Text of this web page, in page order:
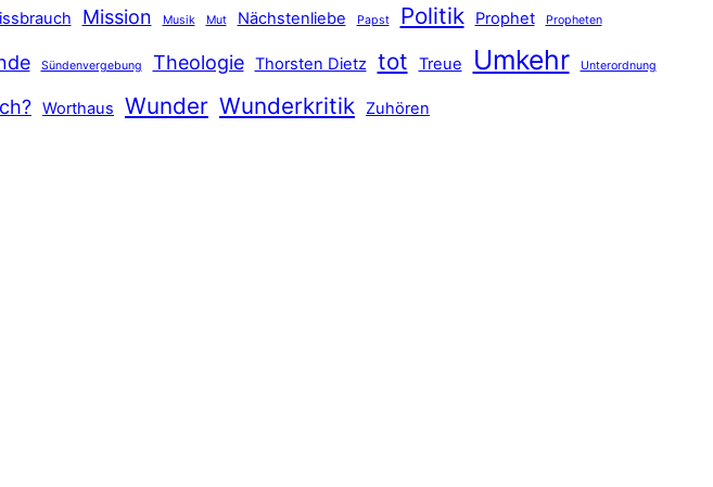
Mission Musik Mut Nächstenliebe Papst Politik Prophet Propheten
Sündenvergebung Theologie Thorsten Dietz tot Treue Umkehr Unterordnung
Worthaus Wunder Wunderkritik Zuhören